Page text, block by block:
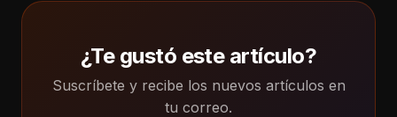
¿Te gustó este artículo?
Suscríbete y recibe los nuevos artículos en
tu correo.